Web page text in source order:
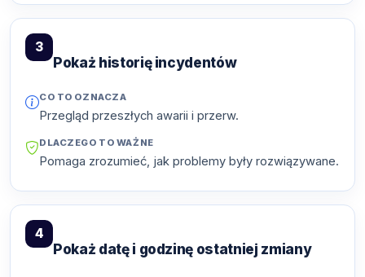
3
Pokaż historię incydentów
CO TO OZNACZA
Przegląd przeszłych awarii i przerw.
DLACZEGO TO WAŻNE
Pomaga zrozumieć, jak problemy były rozwiązywane.
4
Pokaż datę i godzinę ostatniej zmiany